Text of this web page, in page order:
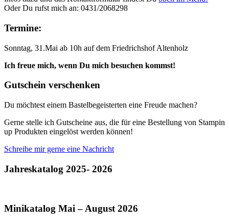
Oder Du rufst mich an: 0431/2068298
Termine:
Sonntag, 31.Mai ab 10h auf dem Friedrichshof Altenholz
Ich freue mich, wenn Du mich besuchen kommst!
Gutschein verschenken
Du möchtest einem Bastelbegeisterten eine Freude machen?
Gerne stelle ich Gutscheine aus, die für eine Bestellung von Stampin
up Produkten eingelöst werden können!
Schreibe mir gerne eine Nachricht
Jahreskatalog 2025- 2026
Minikatalog Mai – August 2026